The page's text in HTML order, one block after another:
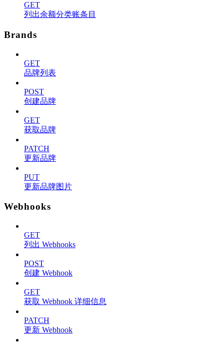
GET
列出余额分类账条目
Brands
GET
品牌列表
POST
创建品牌
GET
获取品牌
PATCH
更新品牌
PUT
更新品牌图片
Webhooks
GET
列出 Webhooks
POST
创建 Webhook
GET
获取 Webhook 详细信息
PATCH
更新 Webhook